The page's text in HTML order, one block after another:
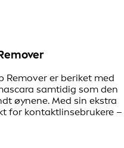
Remover er beriket med
samtidig som den
øynene. Med sin ekstra
for kontaktlinsebrukere –